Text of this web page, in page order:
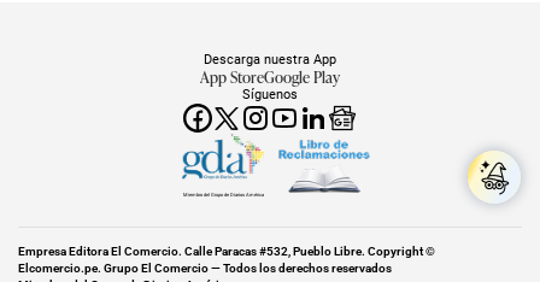
Síguenos
Descarga nuestra App
App StoreGoogle Play
Miembro del Grupo de Diarios América
Empresa Editora El Comercio. Calle Paracas #532, Pueblo Libre. Copyright ©
Elcomercio.pe. Grupo El Comercio — Todos los derechos reservados